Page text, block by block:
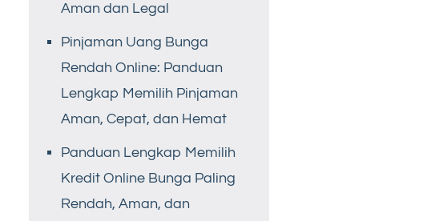
Aman dan Legal
Pinjaman Uang Bunga
Rendah Online: Panduan
Lengkap Memilih Pinjaman
Aman, Cepat, dan Hemat
Panduan Lengkap Memilih
Kredit Online Bunga Paling
Rendah, Aman, dan